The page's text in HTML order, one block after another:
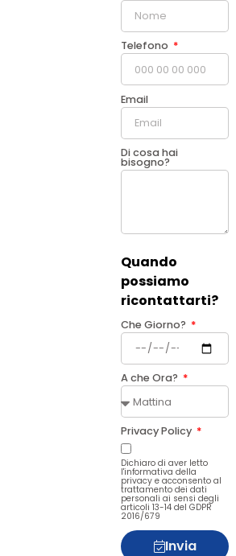
Telefono
Email
Di cosa hai
bisogno?
Quando
possiamo
ricontattarti?
Che Giorno?
A che Ora?
Privacy Policy
Dichiaro di aver letto
l'informativa della
privacy e acconsento al
trattamento dei dati
personali ai sensi degli
articoli 13-14 del GDPR
2016/679
Invia